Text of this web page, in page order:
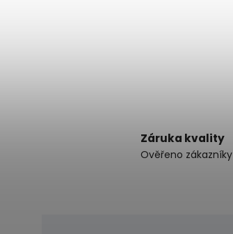
Záruka kvality
Ověřeno zákazníky